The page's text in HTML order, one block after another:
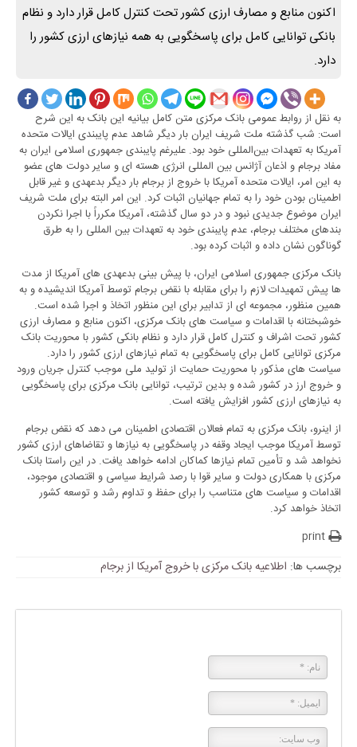
اکنون منابع و مصارف ارزی کشور تحت کنترل کامل قرار دارد و نظام
بانکی توانایی کامل برای پاسخگویی به همه نیازهای ارزی کشور را
دارد.
به نقل از روابط عمومی بانک مرکزی متن کامل بیانیه این بانک به این شرح
است: شب گذشته ملت شریف ایران بار دیگر شاهد عدم پایبندی ایالات متحده
آمریکا به تعهدات بین‌المللی خود بود. علیرغم پایبندی جمهوری اسلامی ایران به
مفاد برجام و اذعان آژانس بین المللی انرژی هسته ای و سایر دولت های عضو
به این امر، ایالات متحده آمریکا با خروج از برجام بار دیگر بدعهدی و غیر قابل
اطمینان بودن خود را به تمام جهانیان اثبات کرد. این امر البته برای ملت شریف
ایران موضوع جدیدی نبود و در دو سال گذشته، آمریکا مکرراً با اجرا نکردن
بندهای مختلف برجام، عدم پایبندی خود به تعهدات بین المللی را به طرق
گوناگون نشان داده و اثبات کرده بود.
بانک مرکزی جمهوری اسلامی ایران، با پیش بینی بدعهدی های آمریکا از مدت
ها پیش تمهیدات لازم را برای مقابله با نقض برجام توسط آمریکا اندیشیده و به
همین منظور، مجموعه ای از تدابیر برای این منظور اتخاذ و اجرا شده است.
خوشبختانه با اقدامات و سیاست های بانک مرکزی، اکنون منابع و مصارف ارزی
کشور تحت اشراف و کنترل کامل قرار دارد و نظام بانکی کشور با محوریت بانک
مرکزی توانایی کامل برای پاسخگویی به تمام نیازهای ارزی کشور را دارد.
سیاست های مذکور با محوریت حمایت از تولید ملی موجب کنترل جریان ورود
و خروج ارز در کشور شده و بدین ترتیب، توانایی بانک مرکزی برای پاسخگویی
به نیازهای ارزی کشور افزایش یافته است.
از اینرو، بانک مرکزی به تمام فعالان اقتصادی اطمینان می دهد که نقض برجام
توسط آمریکا موجب ایجاد وقفه در پاسخگویی به نیازها و تقاضاهای ارزی کشور
نخواهد شد و تأمین تمام نیازها کماکان ادامه خواهد یافت. در این راستا بانک
مرکزی با همکاری دولت و سایر قوا با رصد شرایط سیاسی و اقتصادی موجود،
اقدامات و سیاست های متناسب را برای حفظ و تداوم رشد و توسعه کشور
اتخاذ خواهد کرد.
print
برچسب ها: اطلاعیه بانک مرکزی با خروج آمریکا از برجام